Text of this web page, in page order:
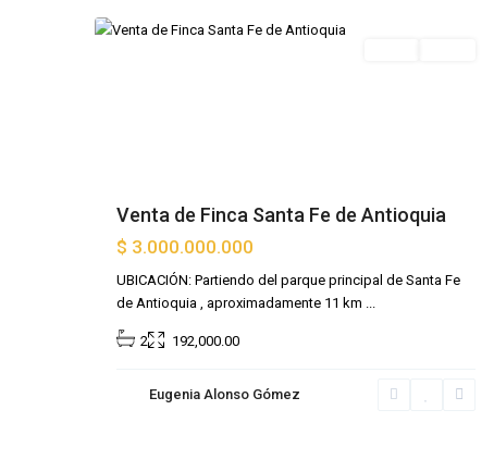
Venta de Finca Santa Fe de Antioquia
$ 3.000.000.000
UBICACIÓN: Partiendo del parque principal de Santa Fe
de Antioquia , aproximadamente 11 km
2 192,000.00
Eugenia Alonso Gómez